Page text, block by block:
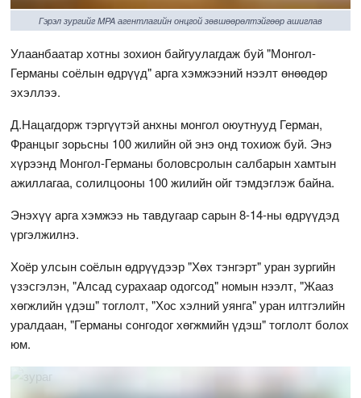
Гэрэл зургийг MPA агентлагийн онцгой зөвшөөрөлтэйгөөр ашиглав
Улаанбаатар хотны зохион байгуулагдаж буй "Монгол-
Германы соёлын өдрүүд" арга хэмжээний нээлт өнөөдөр
эхэллээ.
Д.Нацагдорж тэргүүтэй анхны монгол оюутнууд Герман,
Францыг зорьсны 100 жилийн ой энэ онд тохиож буй. Энэ
хүрээнд Монгол-Германы боловсролын салбарын хамтын
ажиллагаа, солилцооны 100 жилийн ойг тэмдэглэж байна.
Энэхүү арга хэмжээ нь тавдугаар сарын 8-14-ны өдрүүдэд
үргэлжилнэ.
Хоёр улсын соёлын өдрүүдээр "Хөх тэнгэрт" уран зургийн
үзэсгэлэн, "Алсад сурахаар одогсод" номын нээлт, "Жааз
хөгжлийн үдэш" тоглолт, "Хос хэлний уянга" уран илтгэлийн
уралдаан, "Германы сонгодог хөгжмийн үдэш" тоглолт болох
юм.